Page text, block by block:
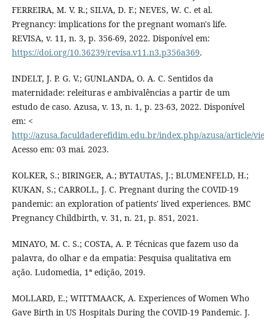
FERREIRA, M. V. R.; SILVA, D. F.; NEVES, W. C. et al.
Pregnancy: implications for the pregnant woman's life.
REVISA, v. 11, n. 3, p. 356-69, 2022. Disponível em:
https://doi.org/10.36239/revisa.v11.n3.p356a369.
INDELT, J. P. G. V.; GUNLANDA, O. A. C. Sentidos da
maternidade: releituras e ambivalências a partir de um
estudo de caso. Azusa, v. 13, n. 1, p. 23-63, 2022. Disponível
em: <
http://azusa.faculdaderefidim.edu.br/index.php/azusa/article/
Acesso em: 03 mai. 2023.
KOLKER, S.; BIRINGER, A.; BYTAUTAS, J.; BLUMENFELD, H.;
KUKAN, S.; CARROLL, J. C. Pregnant during the COVID-19
pandemic: an exploration of patients' lived experiences. BMC
Pregnancy Childbirth, v. 31, n. 21, p. 851, 2021.
MINAYO, M. C. S.; COSTA, A. P. Técnicas que fazem uso da
palavra, do olhar e da empatia: Pesquisa qualitativa em
ação. Ludomedia, 1ª edição, 2019.
MOLLARD, E.; WITTMAACK, A. Experiences of Women Who
Gave Birth in US Hospitals During the COVID-19 Pandemic. J.